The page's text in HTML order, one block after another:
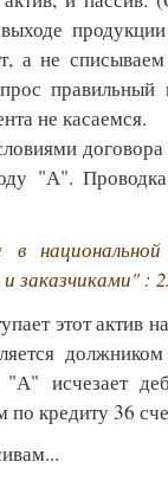
а не
не касаемся.
договора
"А".
в
заказчиками" :
этот актив
исчезает
кредиту 36